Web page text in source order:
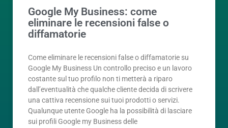
Google My Business: come
eliminare le recensioni false o
diffamatorie
Come eliminare le recensioni false o diffamatorie su
Google My Business Un controllo preciso e un lavoro
costante sul tuo profilo non ti metterà a riparo
dall’eventualità che qualche cliente decida di scrivere
una cattiva recensione sui tuoi prodotti o servizi.
Qualunque utente Google ha la possibilità di lasciare
sui profili Google my Business delle